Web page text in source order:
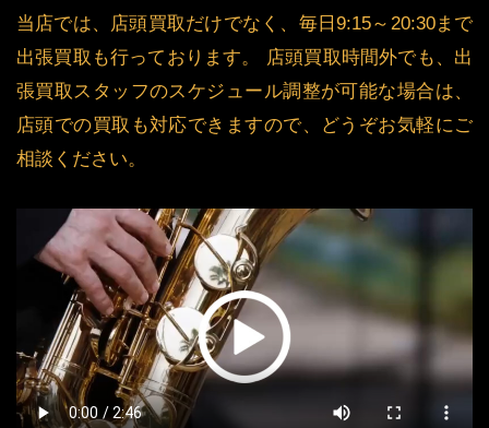
当店では、店頭買取だけでなく、毎日9:15～20:30まで
出張買取も行っております。 店頭買取時間外でも、出
張買取スタッフのスケジュール調整が可能な場合は、
店頭での買取も対応できますので、どうぞお気軽にご
相談ください。